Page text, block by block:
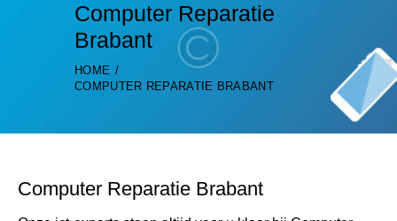
Computer Reparatie
Brabant
HOME
COMPUTER REPARATIE BRABANT
Computer Reparatie Brabant